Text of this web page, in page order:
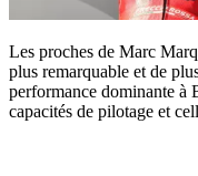
Les proches de Marc
plus remarquable et de
performance dominante à
capacités de pilotage et